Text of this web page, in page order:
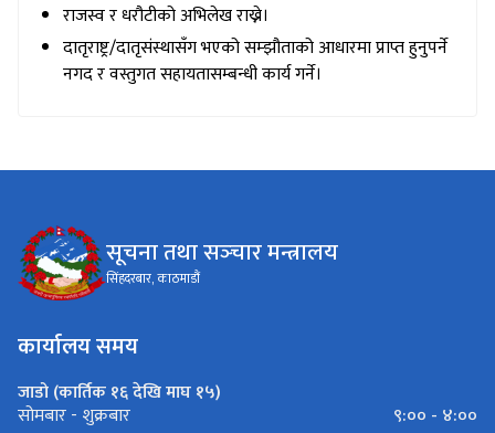
राजस्व र धरौटीको अभिलेख राख्ने।
दातृराष्ट्र/दातृसंस्थासँग भएको सम्झौताको आधारमा प्राप्त हुनुपर्ने
नगद र वस्तुगत सहायतासम्बन्धी कार्य गर्ने।
सूचना तथा सञ्‍चार मन्त्रालय
सिंहदरबार, काठमाडौं
कार्यालय समय
जाडो (कार्तिक १६ देखि माघ १५)
सोमबार - शुक्रबार
९:०० - ४:००